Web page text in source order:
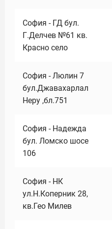
София - ГД бул.
Г.Делчев №61 кв.
Красно село
София - Люлин 7
бул.Джавахарлал
Неру ,бл.751
София - Надежда
бул. Ломско шосе
106
София - НК
ул.Н.Коперник 28,
кв.Гео Милев